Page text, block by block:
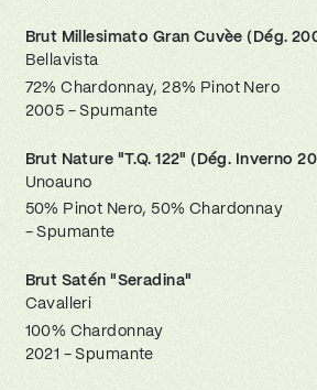
Brut Millesimato Gran Cuvèe (Dég.
Bellavista
72% Chardonnay, 28% Pinot Nero
2005 - Spumante
Brut Nature "T.Q. 122" (Dég. Inverno
Unoauno
50% Pinot Nero, 50% Chardonnay
- Spumante
Brut Satén "Seradina"
Cavalleri
100% Chardonnay
2021 - Spumante